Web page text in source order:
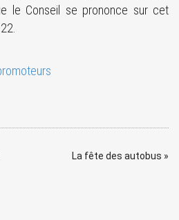
le Conseil se prononce sur cet
La fête des autobus »